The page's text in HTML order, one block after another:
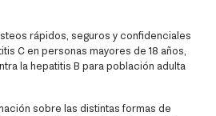
rápidos, seguros y confidenciales
C en personas mayores de 18 años,
la hepatitis B para población adulta
sobre las distintas formas de